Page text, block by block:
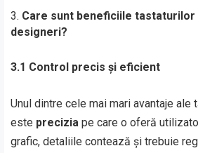
Care sunt beneficiile
designeri?
3.1 Control precis și eficient
Unul dintre cele mai mari avantaje ale
este precizia pe care o oferă
grafic, detaliile contează și trebuie